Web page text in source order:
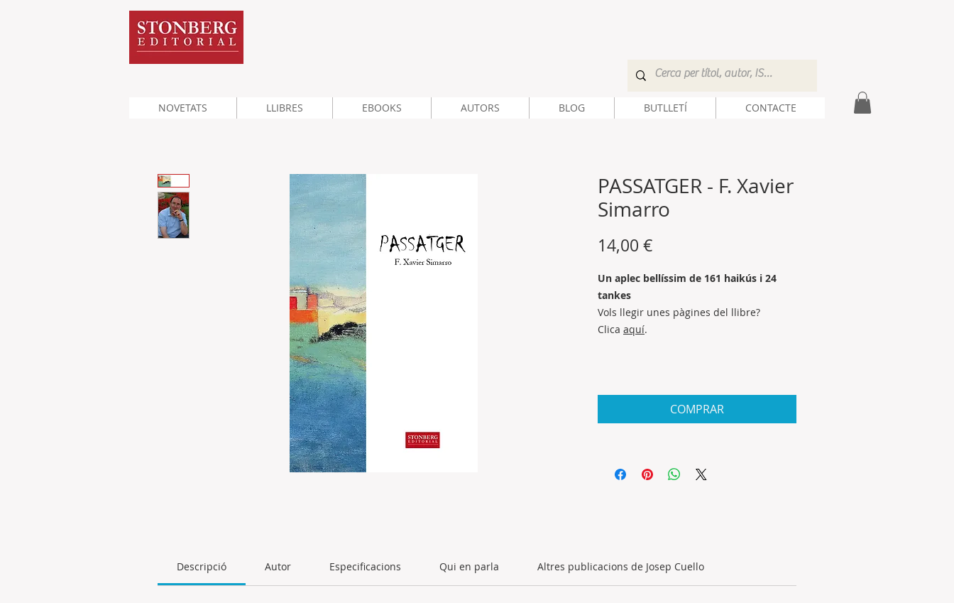
NOVETATS LLIBRES EBOOKS AUTORS BLOG BUTLLETÍ CONTACTE
PASSATGER - F. Xavier
Simarro
14,00 €
Un aplec bellíssim de 161 haikús i 24
tankes
Vols llegir unes pàgines del llibre?
Clica aquí.
COMPRAR
Descripció Autor Especificacions Qui en parla Altres publicacions de Josep Cuello